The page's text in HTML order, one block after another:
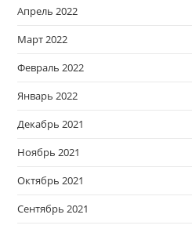
Апрель 2022
Март 2022
Февраль 2022
Январь 2022
Декабрь 2021
Ноябрь 2021
Октябрь 2021
Сентябрь 2021